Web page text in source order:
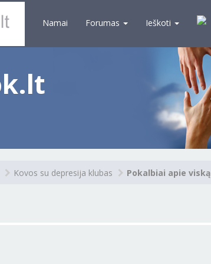
Namai Forumas Ieškoti
Kovos su depresija klubas Pokalbiai apie viską